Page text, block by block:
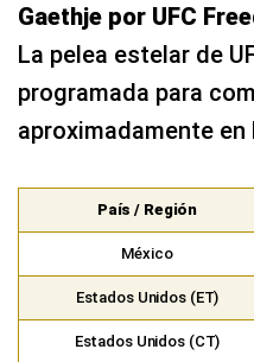
Gaethje por UFC
La pelea estelar de
programada para
aproximadamente
País / Región
México
Estados Unidos (ET)
Estados Unidos (CT)